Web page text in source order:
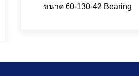
ขนาด 60-130-42 Bearing